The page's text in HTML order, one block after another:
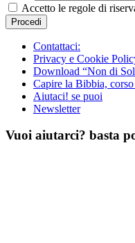
Accetto le regole di
Contattaci:
Privacy e Cookie
Download “Non di
Capire la Bibbia,
Aiutaci! se puoi
Newsletter
Vuoi aiutarci? basta